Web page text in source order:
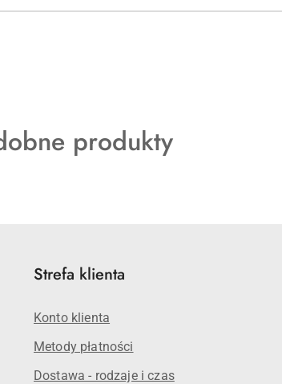
produkty
Strefa klienta
Konto klienta
Metody płatności
Dostawa - rodzaje i czas